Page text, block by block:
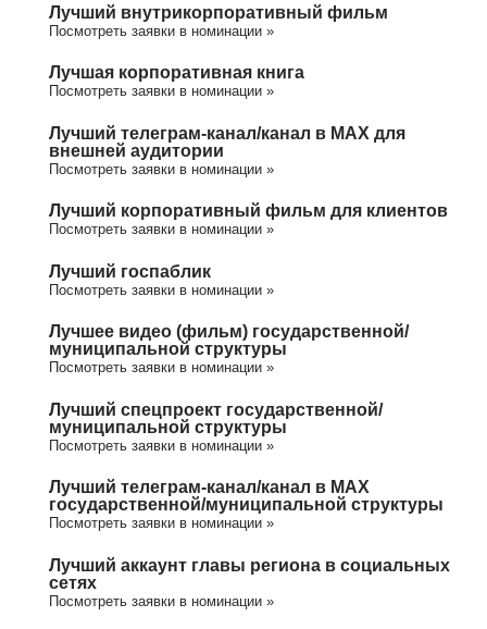
Лучший внутрикорпоративный фильм
Посмотреть заявки в номинации »
Лучшая корпоративная книга
Посмотреть заявки в номинации »
Лучший телеграм-канал/канал в МАХ для
внешней аудитории
Посмотреть заявки в номинации »
Лучший корпоративный фильм для клиентов
Посмотреть заявки в номинации »
Лучший госпаблик
Посмотреть заявки в номинации »
Лучшее видео (фильм) государственной/
муниципальной структуры
Посмотреть заявки в номинации »
Лучший спецпроект государственной/
муниципальной структуры
Посмотреть заявки в номинации »
Лучший телеграм-канал/канал в МАХ
государственной/муниципальной структуры
Посмотреть заявки в номинации »
Лучший аккаунт главы региона в социальных
сетях
Посмотреть заявки в номинации »